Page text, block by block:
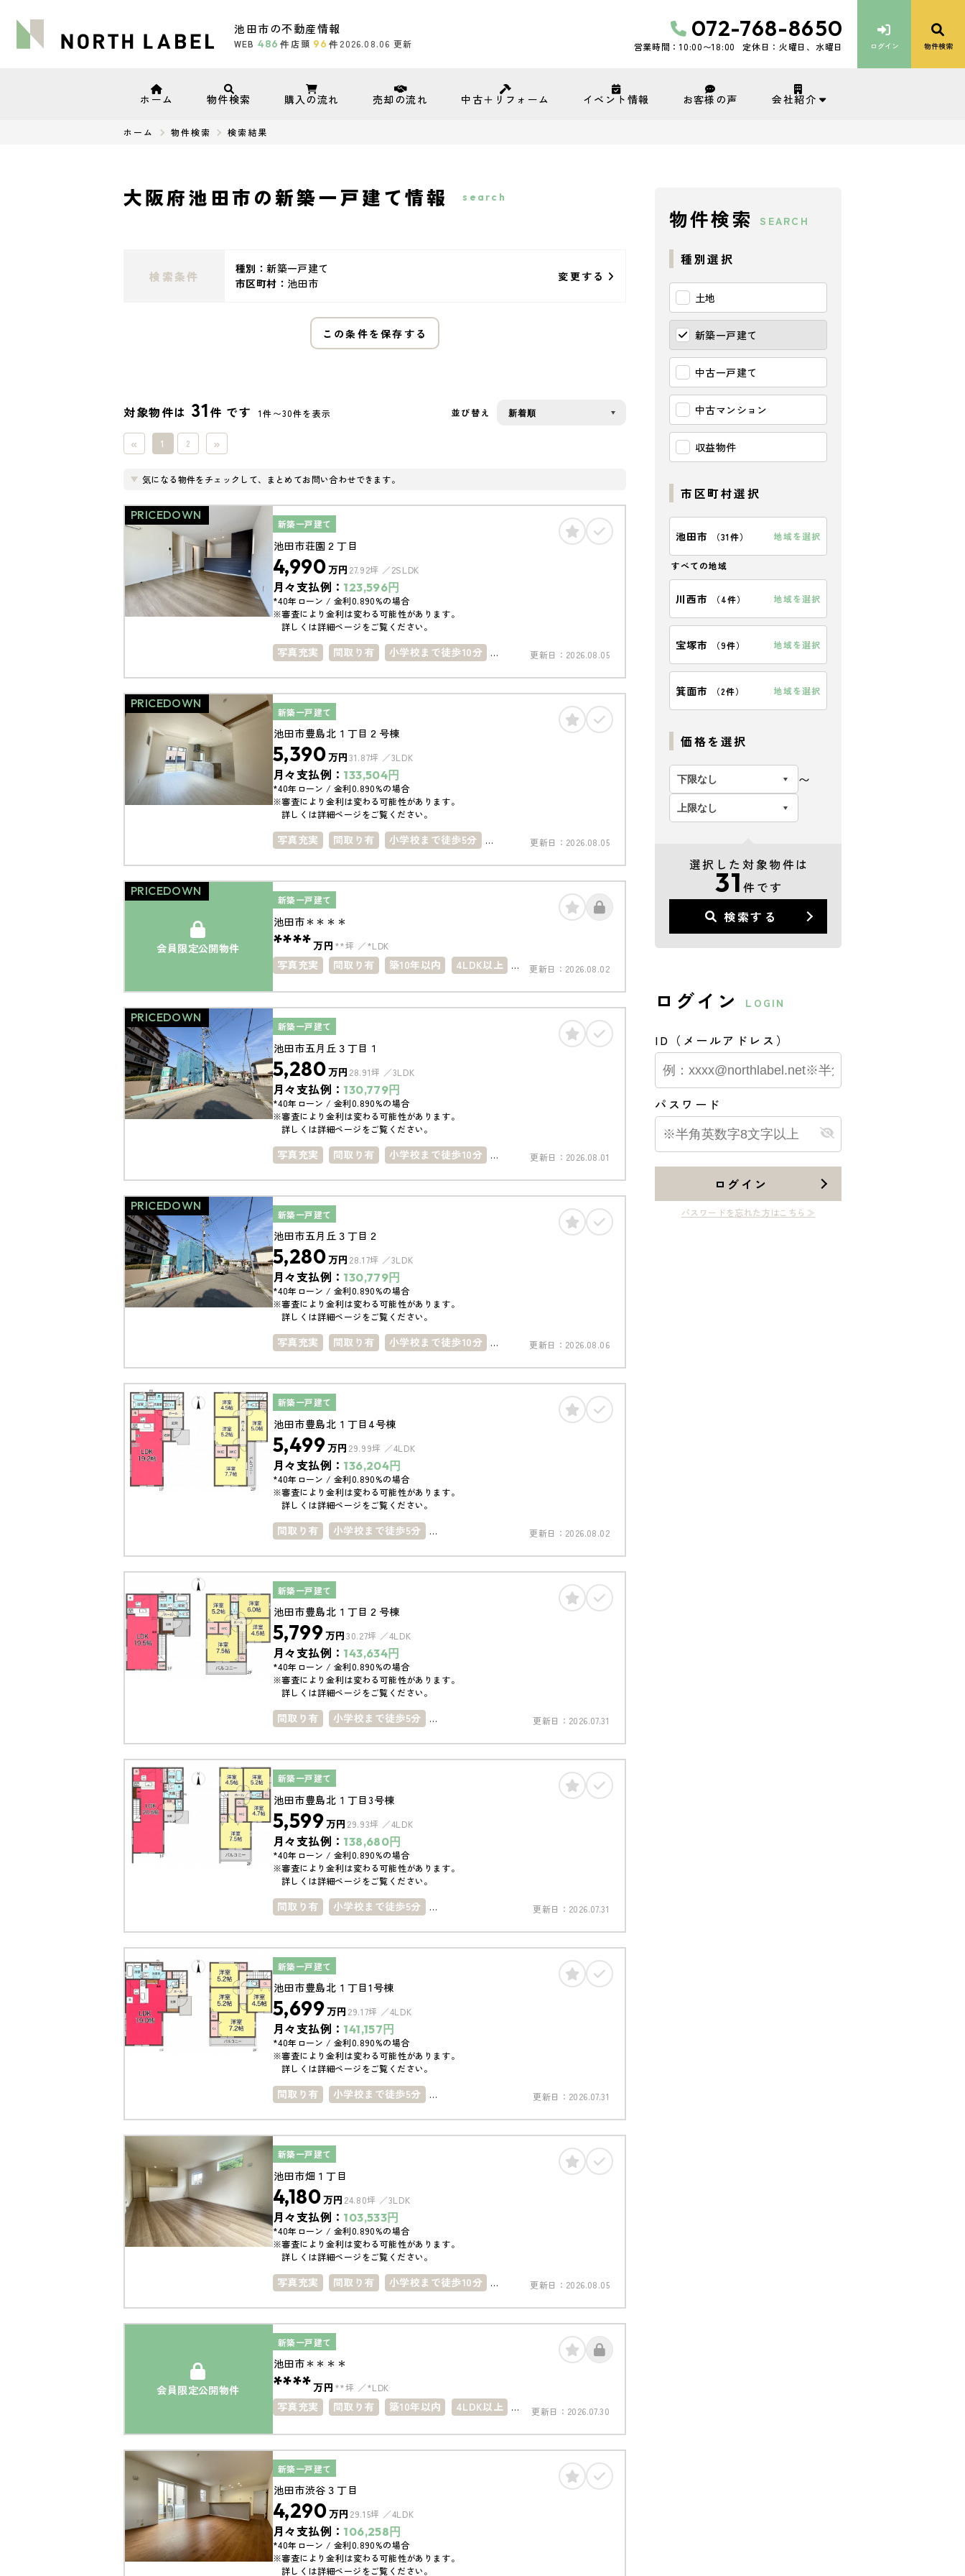
池田市の不動産情報
WEB 486 件 店頭 96 件 2026.08.06 更新
072-768-8650
営業時間：10:00〜18:00 定休日：火曜日、水曜日 ログイン 物件検索
ホーム 物件検索 購入の流れ 売却の流れ 中古＋リフォーム イベント情報 お客様の声 会社紹介
ホーム 物件検索 検索結果
大阪府池田市の新築一戸建て情報 search
検索条件
種別：新築一戸建て
市区町村： 池田市
変更する
この条件を保存する
対象物件は 31件 です 1件〜30件を表示 並び替え
« 1 2 »
気になる物件をチェックして、まとめてお問い合わせできます。
PRICEDOWN
新築一戸建て
池田市荘園２丁目
4,990万円 27.92坪 2SLDK
月々支払例： 123,596円
*40年ローン / 金利0.890%の場合
※審査により金利は変わる可能性があります。
詳しくは詳細ページをご覧ください。
写真充実 間取り有
小学校まで徒歩10分
築10年以内
南向き
南面バルコニー
接道6ｍ以上
駐車場１台
更新日： 2026.08.05
PRICEDOWN
新築一戸建て
池田市豊島北１丁目２号棟
5,390万円31.87坪 3LDK
月々支払例： 133,504円
*40年ローン / 金利0.890%の場合
※審査により金利は変わる可能性があります。
詳しくは詳細ページをご覧ください。
写真充実 間取り有
小学校まで徒歩5分
小学校まで徒歩10分
南面バルコニー
更新日： 2026.08.05
会員限定公開物件
PRICEDOWN
新築一戸建て
池田市＊＊＊＊
****万円 **坪 *LDK
写真充実 間取り有 築10年以内
4LDK以上
駐車場１台
駐車場2台
更新日： 2026.08.02
PRICEDOWN
新築一戸建て
池田市五月丘３丁目１
5,280万円 28.91坪 3LDK
月々支払例： 130,779円
*40年ローン / 金利0.890%の場合
※審査により金利は変わる可能性があります。
詳しくは詳細ページをご覧ください。
写真充実 間取り有
小学校まで徒歩10分
築10年以内
更新日： 2026.08.01
PRICEDOWN
新築一戸建て
池田市五月丘３丁目２
5,280万円 28.17坪 3LDK
月々支払例： 130,779円
*40年ローン / 金利0.890%の場合
※審査により金利は変わる可能性があります。
詳しくは詳細ページをご覧ください。
写真充実 間取り有
小学校まで徒歩10分
築10年以内
駐車場１台
更新日： 2026.08.06
新築一戸建て
池田市豊島北１丁目4号棟
5,499万円 29.99坪 4LDK
月々支払例： 136,204円
*40年ローン / 金利0.890%の場合
※審査により金利は変わる可能性があります。
詳しくは詳細ページをご覧ください。
間取り有
小学校まで徒歩5分
小学校まで徒歩10分
築10年以内
南向き
4LDK以上
駐車場１台
更新日： 2026.08.02
新築一戸建て
池田市豊島北１丁目２号棟
5,799万円30.27坪 4LDK
月々支払例： 143,634円
*40年ローン / 金利0.890%の場合
※審査により金利は変わる可能性があります。
詳しくは詳細ページをご覧ください。
間取り有
小学校まで徒歩5分
小学校まで徒歩10分
築10年以内
南向き
更新日： 2026.07.31
新築一戸建て
池田市豊島北１丁目3号棟
5,599万円 29.93坪 4LDK
月々支払例： 138,680円
*40年ローン / 金利0.890%の場合
※審査により金利は変わる可能性があります。
詳しくは詳細ページをご覧ください。
間取り有
小学校まで徒歩5分
小学校まで徒歩10分
築10年以内
南向き
南面バルコニー
4LDK以上 駐車場１台
更新日： 2026.07.31
新築一戸建て
池田市豊島北１丁目1号棟
5,699万円 29.17坪 4LDK
月々支払例： 141,157 円
*40年ローン / 金利0.890%の場合
※審査により金利は変わる可能性があります。
詳しくは詳細ページをご覧ください。
間取り有
小学校まで徒歩5分
小学校まで徒歩10分
築10年以内
南向き
更新日： 2026.07.31
新築一戸建て
池田市畑１丁目
4,180万円 24.80坪 3LDK
月々支払例： 103,533円
*40年ローン / 金利0.890%の場合
※審査により金利は変わる可能性があります。
詳しくは詳細ページをご覧ください。
写真充実 間取り有
小学校まで徒歩10分
築10年以内
駐車場１台
更新日： 2026.08.05
会員限定公開物件
新築一戸建て
池田市＊＊＊＊
****万円 **坪 *LDK
写真充実 間取り有 築10年以内
4LDK以上
駐車場１台
駐車場2台
更新日： 2026.07.30
新築一戸建て
池田市渋谷３丁目
4,290万円 29.15坪 4LDK
月々支払例： 106,258 円
*40年ローン / 金利0.890%の場合
※審査により金利は変わる可能性があります。
詳しくは詳細ページをご覧ください。
物件検索 SEARCH
種別選択
土地
新築一戸建て
中古一戸建て
中古マンション
収益物件
市区町村選択
池田市 （31件） 地域を選択
すべての地域
川西市 （4件） 地域を選択
宝塚市 （9件） 地域を選択
箕面市 （2件） 地域を選択
価格を選択
〜
選択した対象物件は
31 件です
検索する
ログイン LOGIN
ID（メールアドレス）
パスワード
ログイン
パスワードを忘れた方はこちら≫